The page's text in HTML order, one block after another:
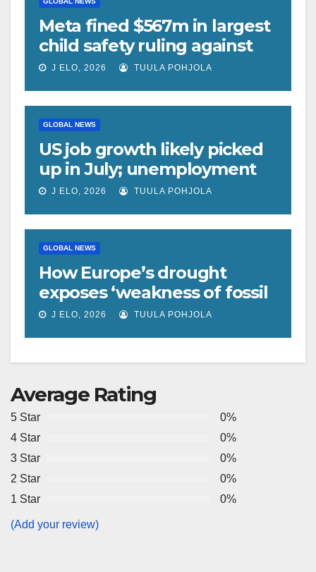
Meta fined $567m in largest
child safety ruling against
social media giant
J ELO, 2026 TUULA POHJOLA
GLOBAL NEWS
US job growth likely picked
up in July; unemployment
rate forecast unchanged at
J ELO, 2026 TUULA POHJOLA
GLOBAL NEWS
How Europe’s drought
exposes ‘weakness of fossil
fuels’ as Poland forced to
J ELO, 2026 TUULA POHJOLA
Average Rating
5 Star
0%
4 Star
0%
3 Star
0%
2 Star
0%
1 Star
0%
(Add your review)